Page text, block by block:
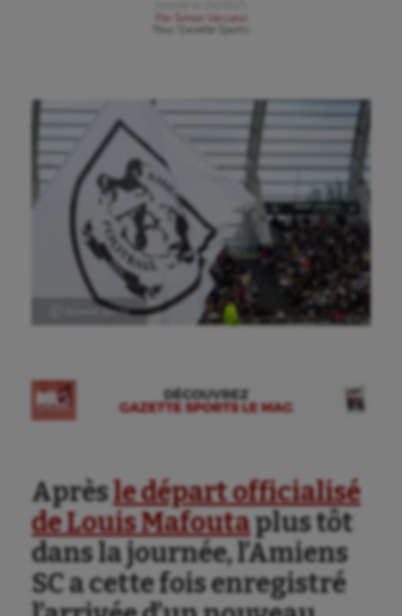
Athlétisme
Auto
Aviron
Balle à la main
Par
Simon Vasseur
Gazette Sports
Ⓒ Gazette Sports
Après le départ officialisé
de Louis Mafoutaplus tôt
dans la journée, l’Amiens
SC a cette fois enregistré